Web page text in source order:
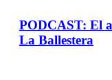
PODCAST: El
La Ballestera